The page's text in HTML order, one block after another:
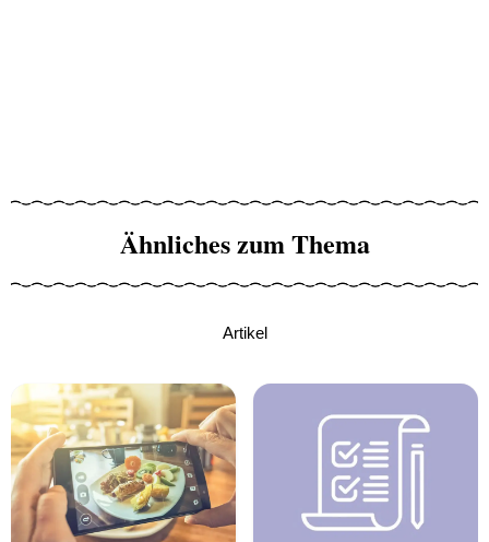
Ähnliches zum Thema
Artikel